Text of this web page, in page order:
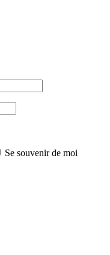
Se souvenir de moi